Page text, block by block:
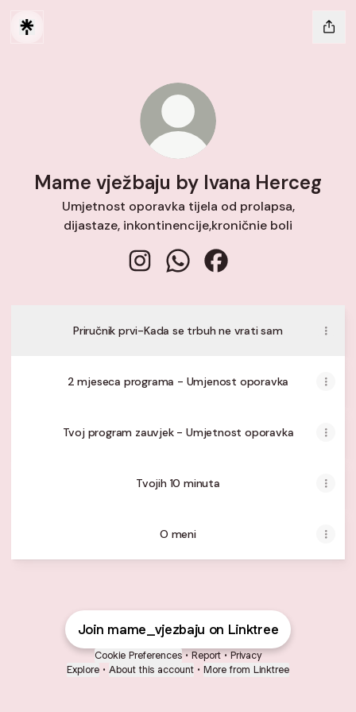
Mame vježbaju by Ivana Herceg
Umjetnost oporavka tijela od prolapsa,
dijastaze, inkontinencije,kroničnie boli
Priručnik prvi-Kada se trbuh ne vrati sam
2 mjeseca programa - Umjenost oporavka
Tvoj program zauvjek - Umjetnost oporavka
Tvojih 10 minuta
O meni
Join mame_vjezbaju on Linktree
Cookie Preferences • Report • Privacy
Explore • About this account • More from Linktree